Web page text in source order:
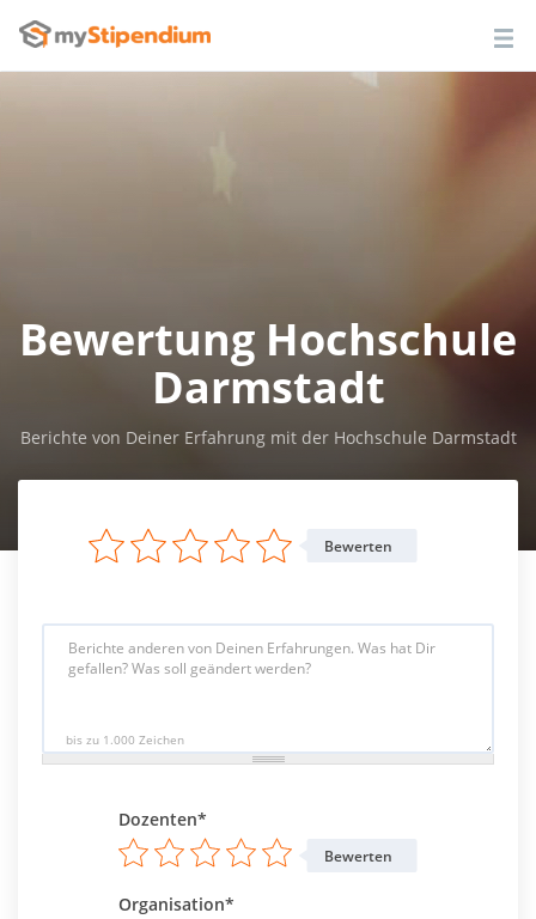
Bewertung Hochschule
Darmstadt
Berichte von Deiner Erfahrung mit der Hochschule Darmstadt
Bewerten
bis zu 1.000 Zeichen
Dozenten*
Bewerten
Organisation*